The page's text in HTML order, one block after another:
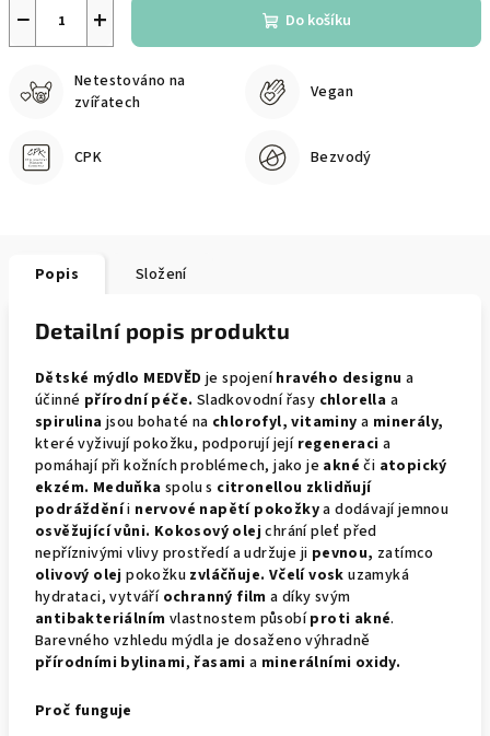
+
− Do košíku
Netestováno na
zvířatech
Vegan
CPK Bezvodý
Popis Složení
Detailní popis produktu
Dětské mýdlo MEDVĚD je spojeníhravého designu a
účinné přírodní péče. Sladkovodní řasy chlorella a
spirulina jsou bohaté na chlorofyl, vitaminy a minerály,
které vyživují pokožku, podporují její regeneraci a
pomáhají při kožních problémech, jako je akné či atopický
ekzém. Meduňka spolu s citronellou zklidňují
podrážděníi nervové napětí pokožkya dodávají jemnou
osvěžující vůni. Kokosový olej chrání pleť před
nepříznivými vlivy prostředí a udržuje ji pevnou, zatímco
olivový olej pokožku zvláčňuje. Včelí vosk uzamyká
hydrataci, vytváří ochranný film a díky svým
antibakteriálním vlastnostem působíproti akné.
Barevného vzhledu mýdla je dosaženo výhradně
přírodními bylinami, řasami a minerálními oxidy.
Proč funguje